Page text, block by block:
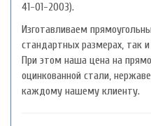
41-01-2003).
Изготавливаем
стандартных размерах, так
При этом наша цена на
оцинкованной стали,
каждому нашему клиенту.